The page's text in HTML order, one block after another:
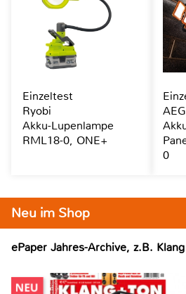
Neu im Shop
ePaper Jahres-Archive, z.B.
Einzeltest
Ryobi
Akku-Lupenlampe
RML18-0, ONE+
0